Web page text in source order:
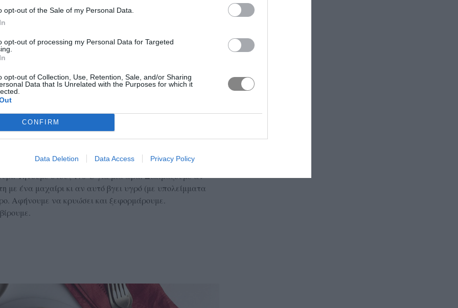
opt-out of the Sale of my Personal Data.
opt-out of processing my Personal Data for Targeted
opt-out of Collection, Use, Retention, Sale, and/or Sharing
Data that Is Unrelated with the Purposes for which it
CONFIRM
Data Deletion Data Access Privacy Policy
επιπλέον για τη φόρμα
δωματίου & λίγο λιωμένο για τη φόρμα
πασπάλισμα
το βούτυρο με τη ζάχαρη. Προσθέτουμε ένα-ένα τα
σε ένα μπολ το αλεύρι με το μπέικιν πάουντερ
προσθέτουμε το ξύσμα πορτοκαλιού. Βουτυρώνουμε
24 εκ. ή ένα ταψί και αδειάζουμε μέσα το
Ψήνουμε στους 170°C για μία ώρα. Δοκιμάζουμε αν
με ένα μαχαίρι κι αν αυτό βγει υγρό (με υπολείμματα
Αφήνουμε να κρυώσει και ξεφορμάρουμε.